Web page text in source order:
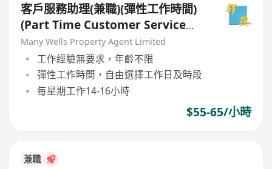
客戶服務助理(兼職)(彈性工作時間)
(Part Time Customer Service
Assistant) (屯門/天水圍)
Many Wells Property Agent Limited
工作經驗無要求，年齡不限
彈性工作時間，自由選擇工作日及時段
每星期工作14-16小時
$55-65/小時
兼職